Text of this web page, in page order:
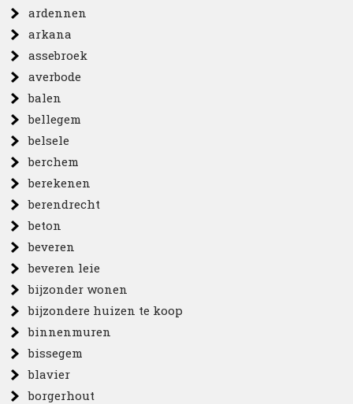
ardennen
arkana
assebroek
averbode
balen
bellegem
belsele
berchem
berekenen
berendrecht
beton
beveren
beveren leie
bijzonder wonen
bijzondere huizen te koop
binnenmuren
bissegem
blavier
borgerhout